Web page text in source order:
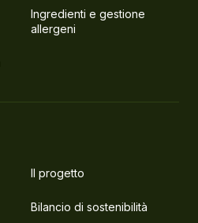
Ingredienti e gestione
allergeni
Il progetto
Bilancio di sostenibilità